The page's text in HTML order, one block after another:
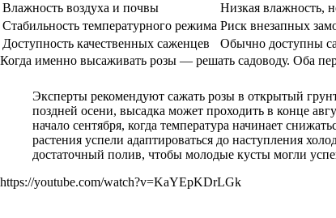
Влажность воздуха и почвы
Низкая влажность,
Стабильность температурного режима Риск внезапных
Доступность качественных саженцев
Обычно доступны
Когда именно высаживать розы — решать садоводу. Оба
Эксперты рекомендуют сажать розы в открытый
поздней осени, высадка может проходить в конце
начало сентября, когда температура начинает
растения успели адаптироваться до наступления
достаточный полив, чтобы молодые кусты могли
https://youtube.com/watch?v=KaYEpKDrLGk